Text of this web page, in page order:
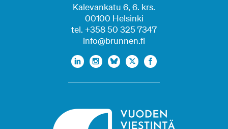
Kalevankatu 6, 6. krs.
00100 Helsinki
tel. +358 50 325 7347
info@brunnen.fi